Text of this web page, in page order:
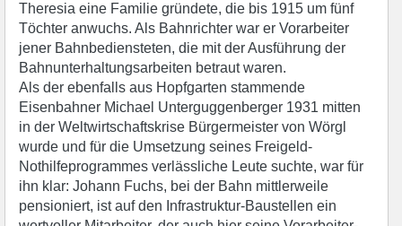
Theresia eine Familie gründete, die bis 1915 um fünf
Töchter anwuchs. Als Bahnrichter war er Vorarbeiter
jener Bahnbediensteten, die mit der Ausführung der
Bahnunterhaltungsarbeiten betraut waren.
Als der ebenfalls aus Hopfgarten stammende
Eisenbahner Michael Unterguggenberger 1931 mitten
in der Weltwirtschaftskrise Bürgermeister von Wörgl
wurde und für die Umsetzung seines Freigeld-
Nothilfeprogrammes verlässliche Leute suchte, war für
ihn klar: Johann Fuchs, bei der Bahn mittlerweile
pensioniert, ist auf den Infrastruktur-Baustellen ein